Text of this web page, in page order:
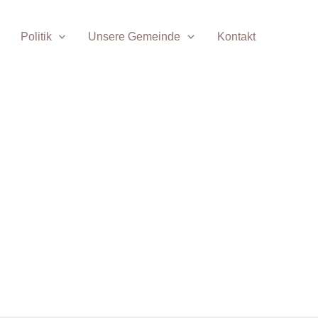
Politik Unsere Gemeinde Kontakt